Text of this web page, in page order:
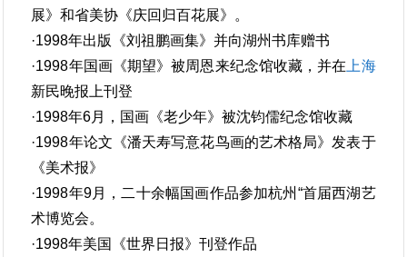
展》和省美协《庆回归百花展》。
·1998年出版《刘祖鹏画集》并向湖州书库赠书
·1998年国画《期望》被周恩来纪念馆收藏，并在上海
新民晚报上刊登
·1998年6月，国画《老少年》被沈钧儒纪念馆收藏
·1998年论文《潘天寿写意花鸟画的艺术格局》发表于
《美术报》
·1998年9月，二十余幅国画作品参加杭州“首届西湖艺
术博览会。
·1998年美国《世界日报》刊登作品